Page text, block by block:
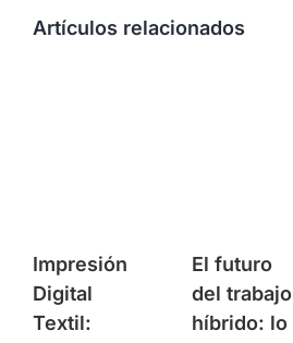
Artículos relacionados
Impresión
Digital
Textil:
El futuro
del trabajo
híbrido: lo